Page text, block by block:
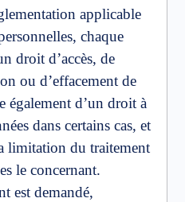
applicable
chaque
droit d’accès, de
ou d’effacement de
également d’un droit à
dans certains cas, et
limitation du traitement
le concernant.
est demandé,